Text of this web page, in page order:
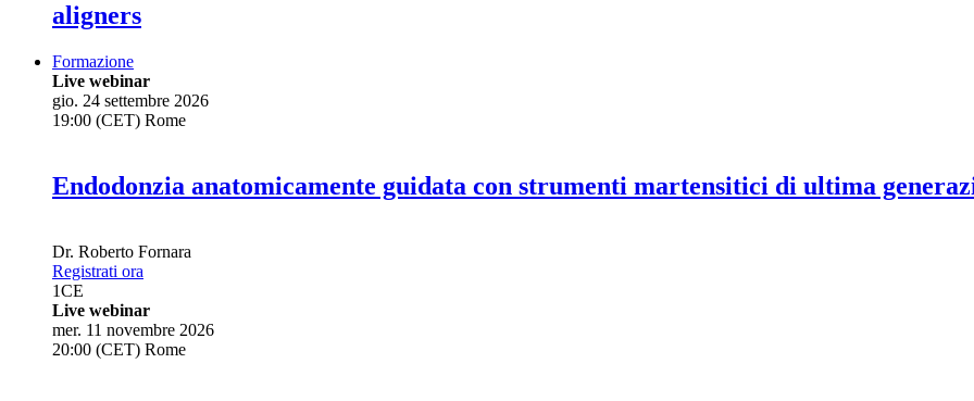
aligners
Formazione
Live webinar
gio. 24 settembre 2026
19:00 (CET) Rome
Endodonzia anatomicamente guidata con strumenti martensitici di ultima
Dr. Roberto Fornara
Registrati ora
1CE
Live webinar
mer. 11 novembre 2026
20:00 (CET) Rome